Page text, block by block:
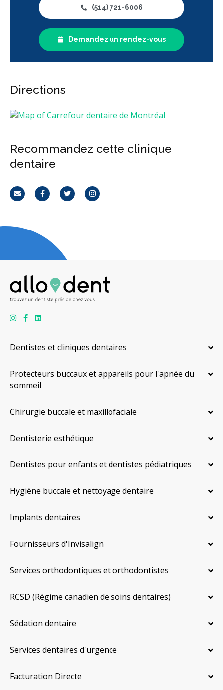
(514) 721-6006
Demandez un rendez-vous
Directions
Recommandez cette clinique
dentaire
CourrielFacebookTwitterInstagram
Dentistes et cliniques dentaires
Protecteurs buccaux et appareils pour l'apnée du
sommeil
Chirurgie buccale et maxillofaciale
Dentisterie esthétique
Dentistes pour enfants et dentistes pédiatriques
Hygiène buccale et nettoyage dentaire
Implants dentaires
Fournisseurs d'Invisalign
Services orthodontiques et orthodontistes
RCSD (Régime canadien de soins dentaires)
Sédation dentaire
Services dentaires d'urgence
Facturation Directe